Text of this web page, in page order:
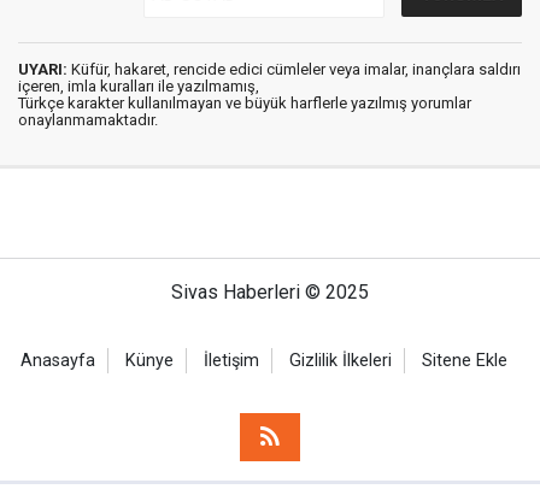
UYARI: Küfür, hakaret, rencide edici cümleler veya imalar, inançlara saldırı
içeren, imla kuralları ile yazılmamış,
Türkçe karakter kullanılmayan ve büyük harflerle yazılmış yorumlar
onaylanmamaktadır.
Sivas Haberleri © 2025
Anasayfa Künye İletişim Gizlilik İlkeleri Sitene Ekle